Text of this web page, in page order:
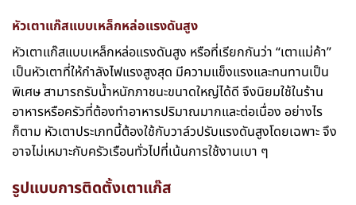
หัวเตาแก๊สแบบเหล็กหล่อแรงดันสูง
หัวเตาแก๊สแบบเหล็กหล่อแรงดันสูง หรือที่เรียกกันว่า “เตาแม่ค้า”
เป็นหัวเตาที่ให้กำลังไฟแรงสูงสุด มีความแข็งแรงและทนทานเป็น
พิเศษ สามารถรับน้ำหนักภาชนะขนาดใหญ่ได้ดี จึงนิยมใช้ในร้าน
อาหารหรือครัวที่ต้องทำอาหารปริมาณมากและต่อเนื่อง อย่างไร
ก็ตาม หัวเตาประเภทนี้ต้องใช้กับวาล์วปรับแรงดันสูงโดยเฉพาะ จึง
อาจไม่เหมาะกับครัวเรือนทั่วไปที่เน้นการใช้งานเบา ๆ
รูปแบบการติดตั้งเตาแก๊ส